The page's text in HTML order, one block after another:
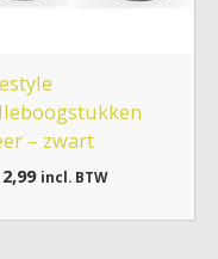
– zwart
incl. BTW